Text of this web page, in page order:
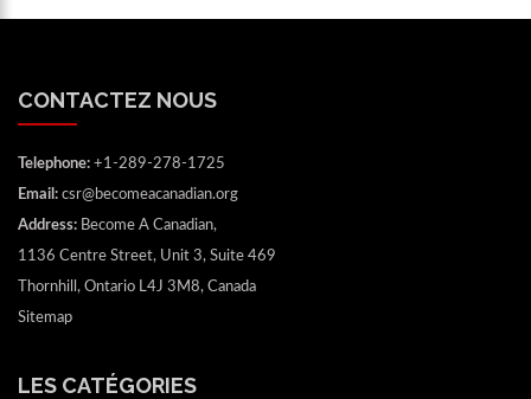
CONTACTEZ NOUS
Telephone: +1-289-278-1725
Email: csr@becomeacanadian.org
Address: Become A Canadian,
1136 Centre Street, Unit 3, Suite 469
Thornhill, Ontario L4J 3M8, Canada
Sitemap
LES CATÉGORIES